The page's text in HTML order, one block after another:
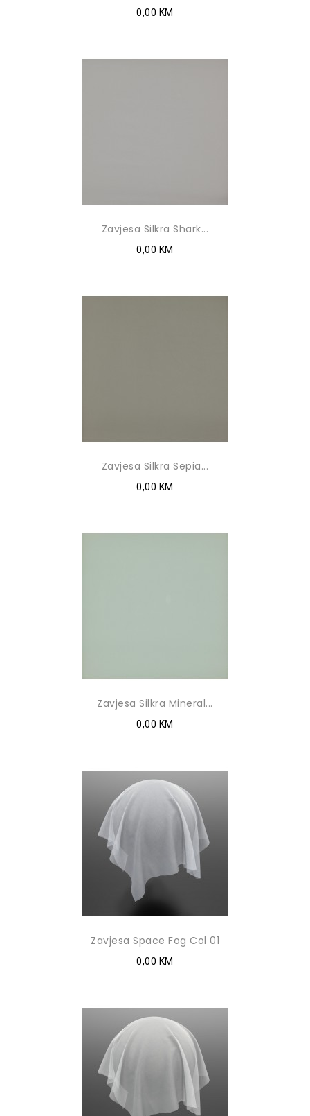
0,00 KM
Zavjesa Silkra Shark...
0,00 KM
Zavjesa Silkra Sepia...
0,00 KM
Zavjesa Silkra Mineral...
0,00 KM
Zavjesa Space Fog Col 01
0,00 KM